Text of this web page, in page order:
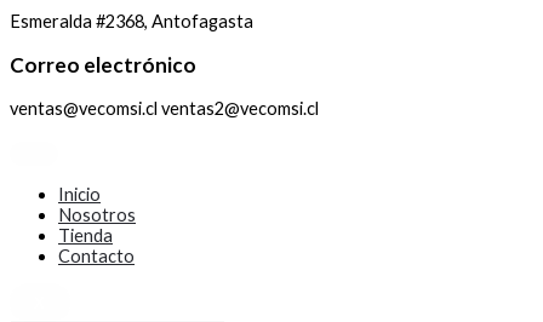
Esmeralda #2368, Antofagasta
Correo electrónico
ventas@vecomsi.cl ventas2@vecomsi.cl
Inicio
Nosotros
Tienda
Contacto